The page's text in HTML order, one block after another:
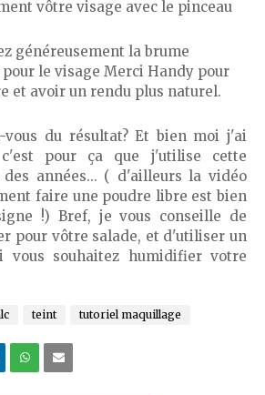
vôtre visage avec le pinceau
généreusement la brume
le visage Merci Handy pour
et avoir un rendu plus naturel.
vous du résultat? Et bien moi j'ai
c'est pour ça que j'utilise cette
années... ( d'ailleurs la vidéo
faire une poudre libre est bien
!) Bref, je vous conseille de
pour vôtre salade, et d'utiliser un
vous souhaitez humidifier votre
teint tutoriel maquillage